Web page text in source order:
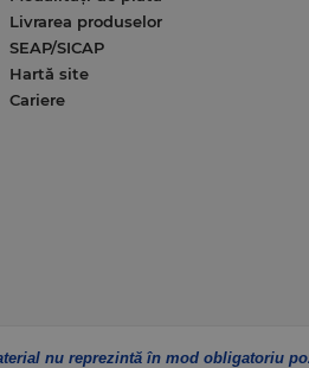
Livrarea produselor
SEAP/SICAP
Hartă site
Cariere
nu reprezintă în mod obligatoriu